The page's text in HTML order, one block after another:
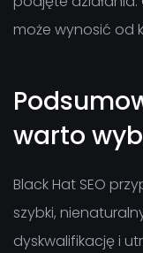
może wynosić od
warto
Black Hat SEO
szybki,
dyskwalifikację i